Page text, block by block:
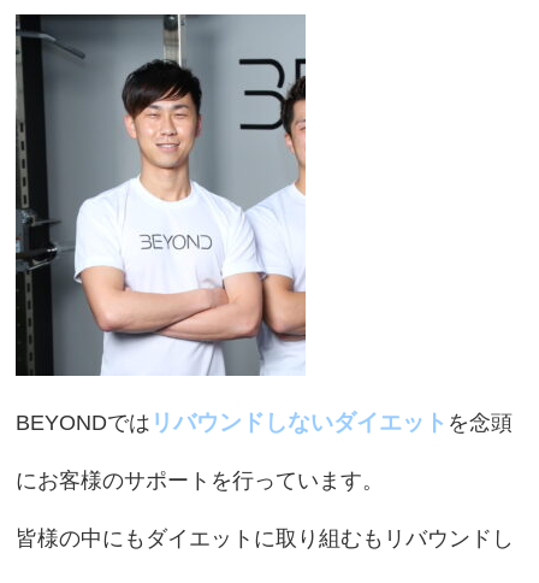
BEYONDでは リバウンドしないダイエット を念頭
にお客様のサポートを行っています。
皆様の中にもダイエットに取り組むもリバウンドし